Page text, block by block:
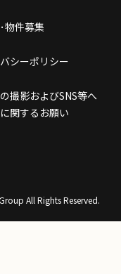
物件募集
シーポリシー
撮影およびSNS等へ
関するお願い
All Rights Reserved.